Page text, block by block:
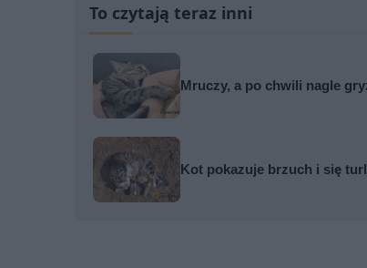
To czytają teraz inni
Mruczy, a po chwili nagle
Kot pokazuje brzuch i się